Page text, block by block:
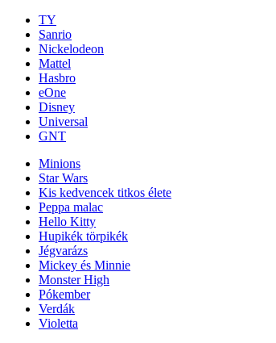
TY
Sanrio
Nickelodeon
Mattel
Hasbro
eOne
Disney
Universal
GNT
Minions
Star Wars
Kis kedvencek titkos élete
Peppa malac
Hello Kitty
Hupikék törpikék
Jégvarázs
Mickey és Minnie
Monster High
Pókember
Verdák
Violetta